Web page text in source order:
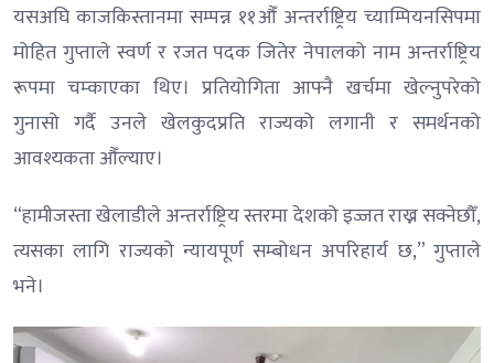
यसअघि काजकिस्तानमा सम्पन्न ११औँ अन्तर्राष्ट्रिय च्याम्पियनसिपमा
मोहित गुप्ताले स्वर्ण र रजत पदक जितेर नेपालको नाम अन्तर्राष्ट्रिय
रूपमा चम्काएका थिए। प्रतियोगिता आफ्नै खर्चमा खेल्नुपरेको
गुनासो गर्दै उनले खेलकुदप्रति राज्यको लगानी र समर्थनको
आवश्यकता औँल्याए।
“हामीजस्ता खेलाडीले अन्तर्राष्ट्रिय स्तरमा देशको इज्जत राख्न सक्नेछौँ,
त्यसका लागि राज्यको न्यायपूर्ण सम्बोधन अपरिहार्य छ,” गुप्ताले
भने।